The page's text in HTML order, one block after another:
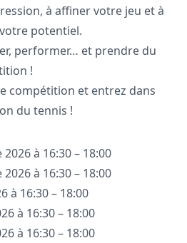
à affiner votre jeu et à
potentiel.
performer… et prendre du
!
compétition et entrez dans
du tennis !
à 16:30 – 18:00
à 16:30 – 18:00
à 16:30 – 18:00
à 16:30 – 18:00
à 16:30 – 18:00